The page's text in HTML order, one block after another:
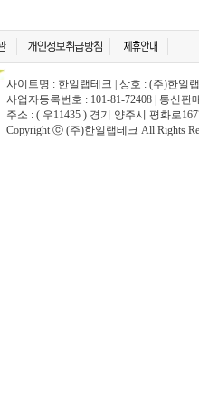
사이트명 : 한일랩테크 | 상호 : (주)한일
사업자등록번호 : 101-81-72408 | 통신
주소 : ( 우11435 ) 경기 양주시 평화로
Copyright ⓒ (주)한일랩테크 All Rights